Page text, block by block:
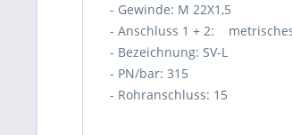
- Gewinde: M 22X1,5
- Anschluss 1 + 2:
- Bezeichnung: SV-L
- PN/bar: 315
- Rohranschluss: 15